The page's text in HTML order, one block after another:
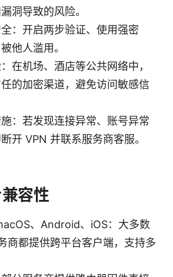
洞导致的风险。
：开启两步验证、使用强密
他人滥用。
在机场、酒店等公共网络中，
的加密渠道，避免访问敏感信
：若发现连接异常、账号异常
开 VPN 并联系服务商客服。
容性
、Android、iOS：大多数
商都提供跨平台客户端，支持多